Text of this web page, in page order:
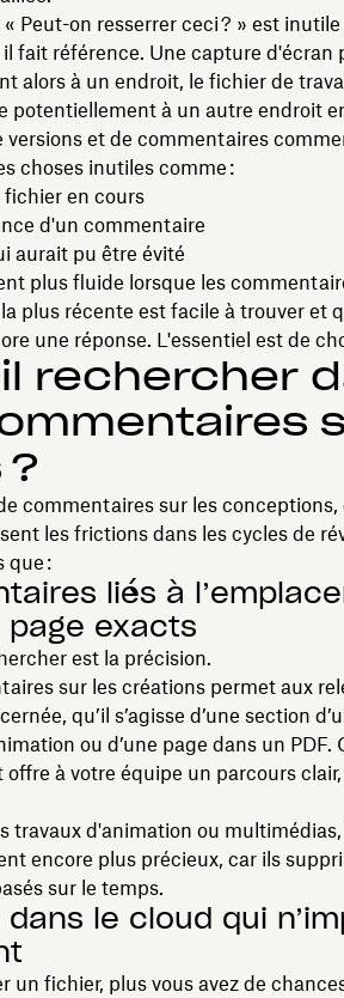
Peut-on resserrer ceci ? » est
fait référence. Une capture d'écran
alors à un endroit, le fichier de
potentiellement à un autre endroit
versions et de commentaires
choses inutiles comme :
en cours
d'un commentaire
aurait pu être évité
plus fluide lorsque les
plus récente est facile à trouver et
une réponse. L'essentiel est de
rechercher
commentaires sur les
les frictions dans les cycles de
que :
liés à
page exacts
est la précision.
sur les créations permet aux
qu’il s’agisse d’une section
ou d’une page dans un PDF.
à votre équipe un parcours
travaux d'animation ou
encore plus précieux, car ils
sur le temps.
dans le cloud qui
un fichier, plus vous avez de